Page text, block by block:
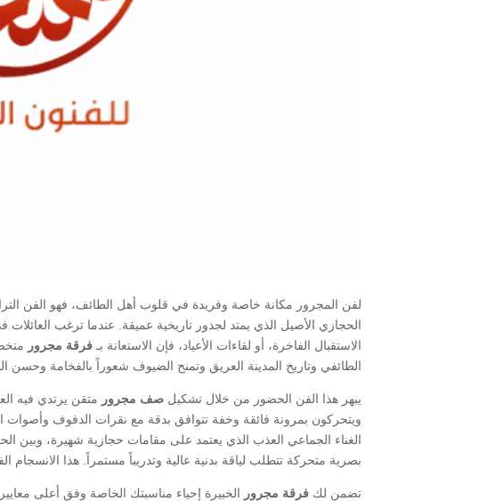
لفن المجرور مكانة خاصة وفريدة في قلوب أهل الطائف، فهو الفن
الحجازي الأصيل الذي يمتد لجذور تاريخية عميقة. عندما ترغب
الاستقبال الفاخرة، أو لقاءات الأعياد، فإن الاستعانة بـ فرقة مجرور
الطائفي وتاريخ المدينة العريق وتمنح الضيوف شعوراً بالفخامة وحسن
​يبهر هذا الفن الحضور من خلال تشكيل صف مجرور متقن يرتدي فيه
ويتحركون بمرونة فائقة وخفة تتوافق بدقة مع نقرات الدفوف وأصوات
الغناء الجماعي العذب الذي يعتمد على مقامات حجازية شهيرة، وبين
بصرية متحركة تتطلب لياقة بدنية عالية وتدريباً مستمراً. هذا الانسجام
​تضمن لك فرقة مجرور الخبيرة إحياء مناسبتك الخاصة وفق أعلى